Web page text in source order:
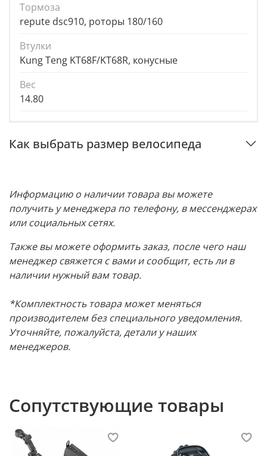
Тормоза
repute dsc910, роторы 180/160
Втулки
Kung Teng KT68F/KT68R, конусные
Вес
14.80
Как выбрать размер велосипеда
Информацию о наличии товара вы можете
получить у менеджера по телефону, в мессенджерах
или социальных сетях.
Также вы можете оформить заказ, после чего наш
менеджер свяжется с вами и сообщит, есть ли в
наличии нужный вам товар.
*Комплектность товара может меняться
производителем без специального уведомления.
Уточняйте, пожалуйста, детали у наших
менеджеров.
Сопутствующие товары